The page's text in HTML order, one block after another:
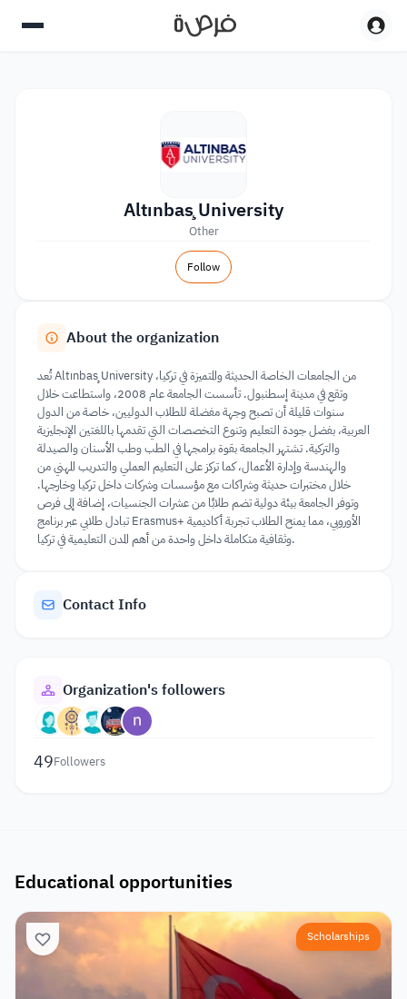
Altınbaş University
Other
Follow
About the organization
تُعد Altınbaş University من الجامعات الخاصة الحديثة والمتميزة في تركيا،
وتقع في مدينة إسطنبول. تأسست الجامعة عام 2008، واستطاعت خلال
سنوات قليلة أن تصبح وجهة مفضلة للطلاب الدوليين، خاصة من الدول
العربية، بفضل جودة التعليم وتنوع التخصصات التي تقدمها باللغتين الإنجليزية
والتركية. تشتهر الجامعة بقوة برامجها في الطب وطب الأسنان والصيدلة
والهندسة وإدارة الأعمال، كما تركز على التعليم العملي والتدريب المهني من
خلال مختبرات حديثة وشراكات مع مؤسسات وشركات داخل تركيا وخارجها.
وتوفر الجامعة بيئة دولية تضم طلابًا من عشرات الجنسيات، إضافة إلى فرص
تبادل طلابي عبر برنامج Erasmus+ الأوروبي، مما يمنح الطلاب تجربة أكاديمية
وثقافية متكاملة داخل واحدة من أهم المدن التعليمية في تركيا.
Contact Info
Organization's followers
49Followers
Educational opportunities
Scholarships